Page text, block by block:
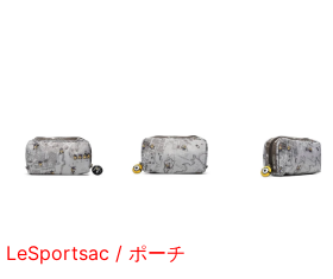
LeSportsac / ポーチ